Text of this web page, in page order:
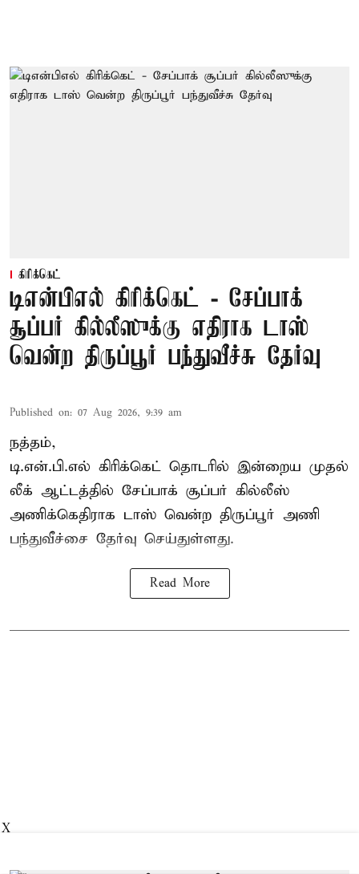
கிரிக்கெட்
டிஎன்பிஎல் கிரிக்கெட் - சேப்பாக்
சூப்பர் கில்லீஸுக்கு எதிராக டாஸ்
வென்ற திருப்பூர் பந்துவீச்சு தேர்வு
Published on: 07 Aug 2026, 9:39 am
நத்தம்,
டி.என்.பி.எல் கிரிக்கெட் தொடரில் இன்றைய முதல்
லீக் ஆட்டத்தில் சேப்பாக் சூப்பர் கில்லீஸ்
அணிக்கெதிராக டாஸ் வென்ற திருப்பூர் அணி
பந்துவீச்சை தேர்வு செய்துள்ளது.
Read More
X